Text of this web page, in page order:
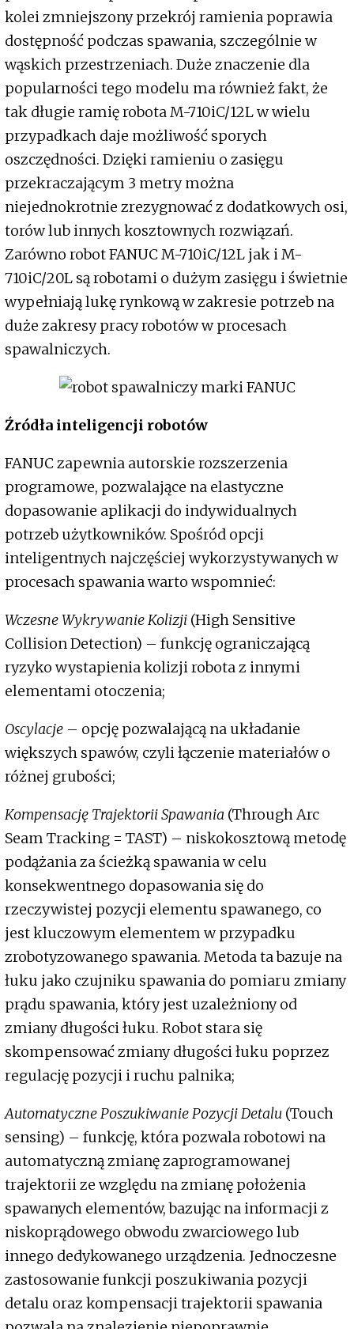
kolei zmniejszony przekrój ramienia poprawia
dostępność podczas spawania, szczególnie w
wąskich przestrzeniach. Duże znaczenie dla
popularności tego modelu ma również fakt, że
tak długie ramię robota M-710iC/12L w wielu
przypadkach daje możliwość sporych
oszczędności. Dzięki ramieniu o zasięgu
przekraczającym 3 metry można
niejednokrotnie zrezygnować z dodatkowych osi,
torów lub innych kosztownych rozwiązań.
Zarówno robot FANUC M-710iC/12L jak i M-
710iC/20L są robotami o dużym zasięgu i świetnie
wypełniają lukę rynkową w zakresie potrzeb na
duże zakresy pracy robotów w procesach
spawalniczych.
Źródła inteligencji robotów
FANUC zapewnia autorskie rozszerzenia
programowe, pozwalające na elastyczne
dopasowanie aplikacji do indywidualnych
potrzeb użytkowników. Spośród opcji
inteligentnych najczęściej wykorzystywanych w
procesach spawania warto wspomnieć:
Wczesne Wykrywanie Kolizji (High Sensitive
Collision Detection) – funkcję ograniczającą
ryzyko wystapienia kolizji robota z innymi
elementami otoczenia;
Oscylacje – opcję pozwalającą na układanie
większych spawów, czyli łączenie materiałów o
różnej grubości;
Kompensację Trajektorii Spawania (Through Arc
Seam Tracking = TAST) – niskokosztową metodę
podążania za ścieżką spawania w celu
konsekwentnego dopasowania się do
rzeczywistej pozycji elementu spawanego, co
jest kluczowym elementem w przypadku
zrobotyzowanego spawania. Metoda ta bazuje na
łuku jako czujniku spawania do pomiaru zmiany
prądu spawania, który jest uzależniony od
zmiany długości łuku. Robot stara się
skompensować zmiany długości łuku poprzez
regulację pozycji i ruchu palnika;
Automatyczne Poszukiwanie Pozycji Detalu (Touch
sensing) – funkcję, która pozwala robotowi na
automatyczną zmianę zaprogramowanej
trajektorii ze względu na zmianę położenia
spawanych elementów, bazując na informacji z
niskoprądowego obwodu zwarciowego lub
innego dedykowanego urządzenia. Jednoczesne
zastosowanie funkcji poszukiwania pozycji
detalu oraz kompensacji trajektorii spawania